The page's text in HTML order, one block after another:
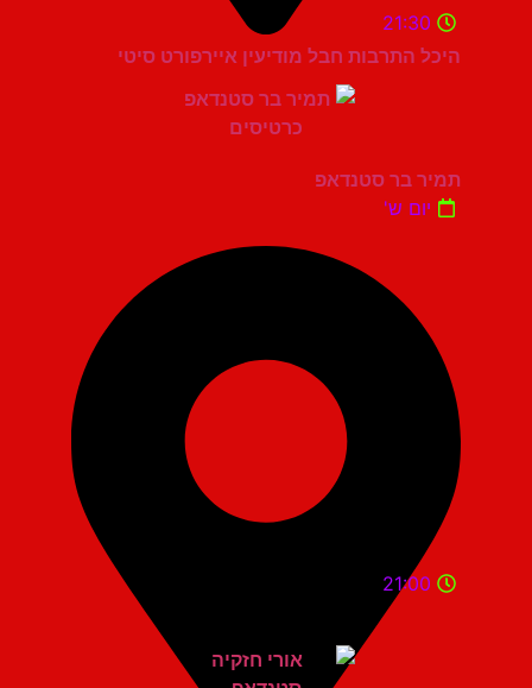
היכל התרבות חבל מודיעין איירפורט סיטי
21:30
תמיר בר סטנדאפ
יום ש'
21:00